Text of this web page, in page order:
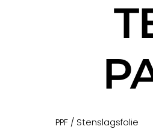
PPF / Stenslagsfolie